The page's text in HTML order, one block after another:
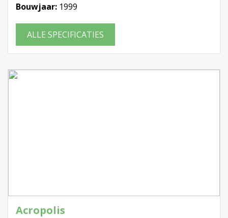
Bouwjaar: 1999
ALLE SPECIFICATIES
Acropolis